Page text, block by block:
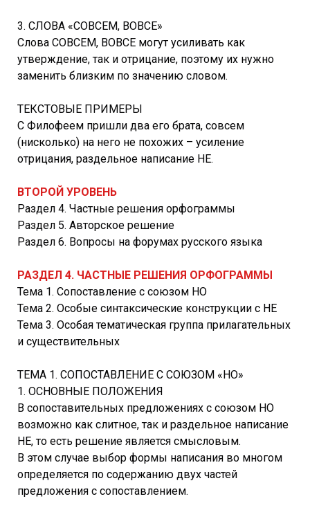
3. СЛОВА «СОВСЕМ, ВОВСЕ»
Слова СОВСЕМ, ВОВСЕ могут усиливать как
утверждение, так и отрицание, поэтому их нужно
заменить близким по значению словом.
ТЕКСТОВЫЕ ПРИМЕРЫ
С Филофеем пришли два его брата, совсем
(нисколько) на него не похожих – усиление
отрицания, раздельное написание НЕ.
ВТОРОЙ УРОВЕНЬ
Раздел 4. Частные решения орфограммы
Раздел 5. Авторское решение
Раздел 6. Вопросы на форумах русского языка
РАЗДЕЛ 4. ЧАСТНЫЕ РЕШЕНИЯ ОРФОГРАММЫ
Тема 1. Сопоставление с союзом НО
Тема 2. Особые синтаксические конструкции с НЕ
Тема 3. Особая тематическая группа прилагательных
и существительных
ТЕМА 1. СОПОСТАВЛЕНИЕ С СОЮЗОМ «НО»
1. ОСНОВНЫЕ ПОЛОЖЕНИЯ
В сопоставительных предложениях с союзом НО
возможно как слитное, так и раздельное написание
НЕ, то есть решение является смысловым.
В этом случае выбор формы написания во многом
определяется по содержанию двух частей
предложения с сопоставлением.